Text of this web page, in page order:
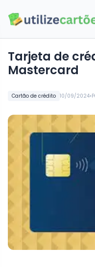
Cartão de crédito 10/09/2024•
Tarjeta de
Mastercard